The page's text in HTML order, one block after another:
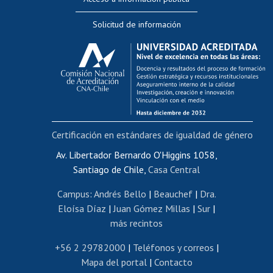
Evaluación docente
Calificación académica
Postulación al AUCAI
Funcionarias/os
Cursos internos de capacitación
Bienestar del personal
Portal de movilidad interna
Certificado de renta
Certificado de renta honorarios
Editar páginas blancas
Extranjeras/os
Revalidación y reconocimiento de títulos
Postulación al Programa de Movilidad Estudiantil
Solicitud de información
Av. Libertador Bernardo O'Higgins 1058,
Santiago de Chile, Casa Central
Campus: Andrés Bello | Beauchef| Dra.
Eloísa Díaz |Juan Gómez Millas | Sur |
más recintos
+56 2 29782000 | Teléfonos y correos |
Mapa del portal| Contacto
Certificación en estándares de igualdad de género